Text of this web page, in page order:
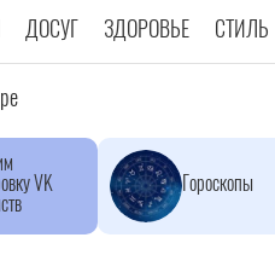
ДОСУГ ЗДОРОВЬЕ СТИЛЬ
VK Гороскопы